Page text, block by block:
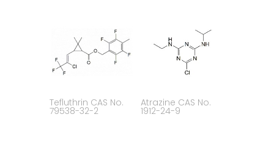
Tefluthrin CAS No.
79538-32-2
Atrazine CAS No.
1912-24-9